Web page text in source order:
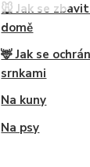
🐭 Jak se
domě
🦌 Jak se
srnkami
Na kuny
Na psy